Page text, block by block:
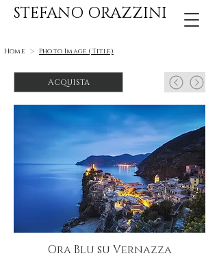
STEFANO ORAZZINI
Home > Photo Image (Title)
Acquista
Ora Blu su Vernazza